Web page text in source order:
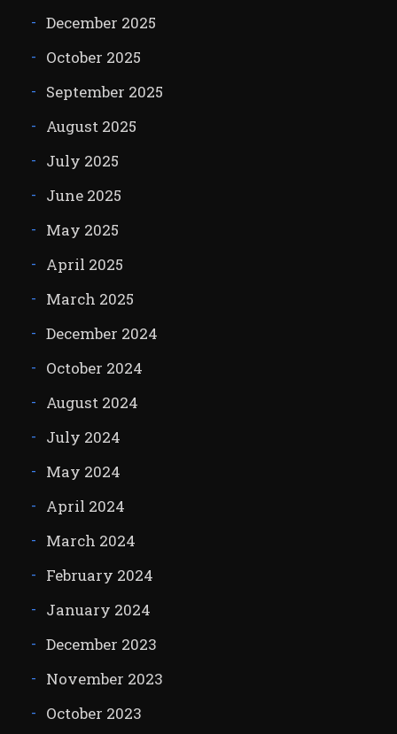
December 2025
October 2025
September 2025
August 2025
July 2025
June 2025
May 2025
April 2025
March 2025
December 2024
October 2024
August 2024
July 2024
May 2024
April 2024
March 2024
February 2024
January 2024
December 2023
November 2023
October 2023